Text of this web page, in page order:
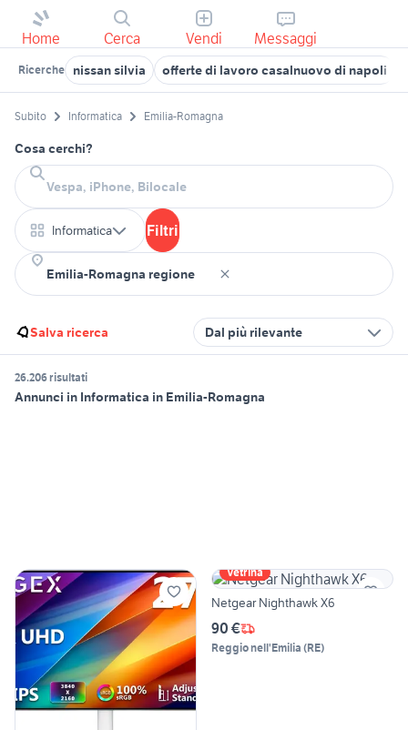
Home Cerca Vendi Messaggi
Ricerche nissan silvia offerte di lavoro casalnuovo di napoli
Subito Informatica Emilia-Romagna
Cosa cerchi?
Informatica Filtri
Salva ricerca Dal più rilevante
26.206 risultati
Annunci in Informatica in Emilia-Romagna
Vetrina
Netgear Nighthawk X6
90 €
Reggio nell'Emilia (RE)